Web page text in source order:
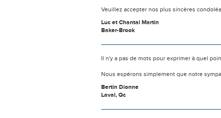
Veuillez accepter nos plus sincères
Luc et Chantal Martin
Baker-Brook
Il n'y a pas de mots pour exprimer à quel
Nous espérons simplement que notre
Bertin Dionne
Laval, Qc